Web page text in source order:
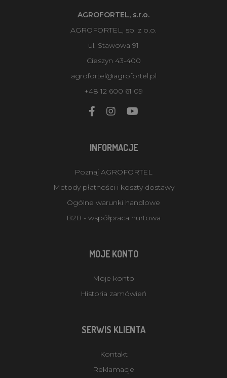
AGROFORTEL, s.r.o.
AGROFORTEL, sp. z o.o.
ul. Stawowa 91
Cieszyn 43-400
agrofortel@agrofortel.pl
+48 12 600 61 09
INFORMACJE
Poznaj AGROFORTEL
Metody płatności i koszty dostawy
Ogólne warunki handlowe
B2B - współpraca hurtowa
MOJE KONTO
Moje konto
Historia zamówień
SERWIS KLIENTA
Kontakt
Reklamacje